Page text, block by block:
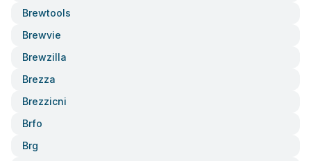
Brewtools
Brewvie
Brewzilla
Brezza
Brezzicni
Brfo
Brg